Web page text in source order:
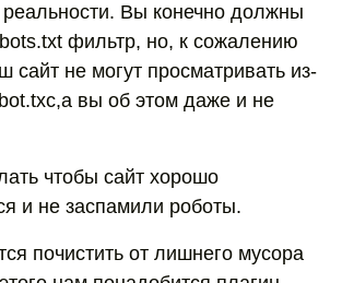
реальности. Вы конечно должны
фильтр, но, к сожалению
сайт не могут просматривать из-
вы об этом даже и не
чтобы сайт хорошо
и не заспамили роботы.
почистить от лишнего мусора